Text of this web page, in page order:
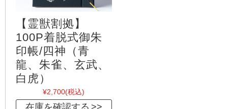
【霊獣割拠】
100P着脱式御朱
印帳/四神（青
龍、朱雀、玄武、
白虎）
¥2,700(税込)
在庫を確認する